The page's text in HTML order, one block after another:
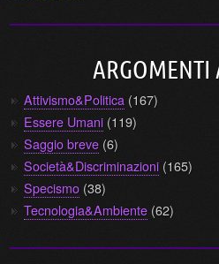
ARGOMENTI
Attivismo&Politica (167)
Essere Umani (119)
Saggio breve (6)
Società&Discriminazioni (165)
Specismo (38)
Tecnologia&Ambiente (62)